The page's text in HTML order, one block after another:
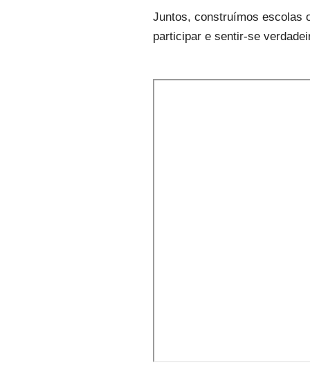
Juntos, construímos escolas
participar e sentir-se